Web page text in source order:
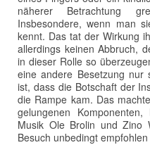
näherer Betrachtung
Insbesondere, wenn man
kennt. Das tat der Wirkung
allerdings keinen Abbruch,
in dieser Rolle so
eine andere Besetzung nur
ist, dass die Botschaft der
die Rampe kam. Das
gelungenen
Musik Ole Brolin und Zino
Besuch unbedingt